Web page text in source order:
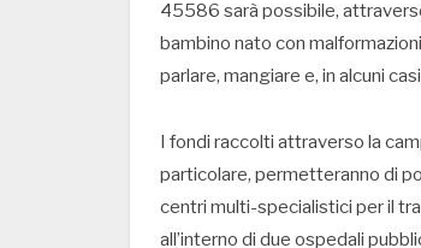
45586 sarà possibile,
bambino nato con
parlare, mangiare e, in alcuni
I fondi raccolti attraverso la
particolare, permetteranno di
centri multi-specialistici per il
all’interno di due ospedali